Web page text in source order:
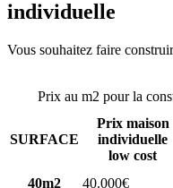
individuelle
Vous souhaitez faire
Prix au m2 pour la
SURFACE
Prix maison
individuelle
low cost
40m2
40.000€